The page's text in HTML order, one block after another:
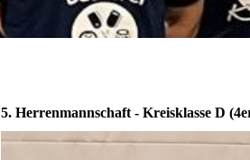
5. Herrenmannschaft - Kreisklasse D